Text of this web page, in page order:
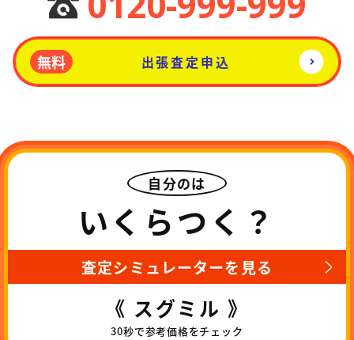
無料 出張査定申込
自分のは
いくらつく？
査定シミュレーターを見る
《 スグミル 》
30秒で参考価格をチェック